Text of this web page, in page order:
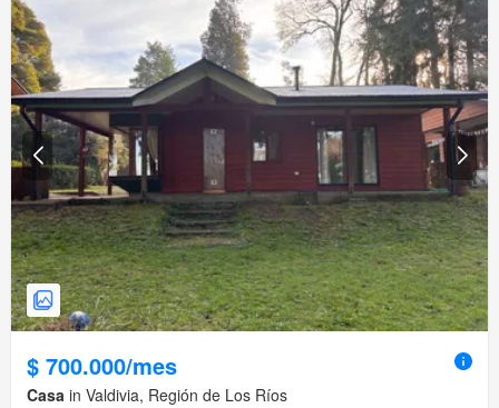
$ 700.000/mes
Casa in Valdivia, Región de Los Ríos